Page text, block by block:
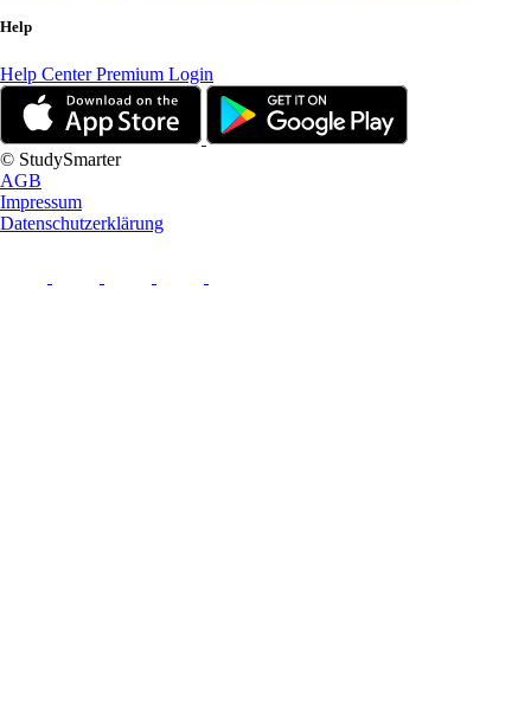
Help
Help CenterPremium Login
© StudySmarter
AGB
Impressum
Datenschutzerklärung